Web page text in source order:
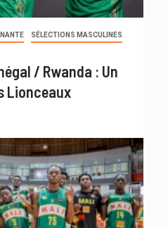
SÉLECTIONS MASCULINES
/ Rwanda : Un
Lionceaux